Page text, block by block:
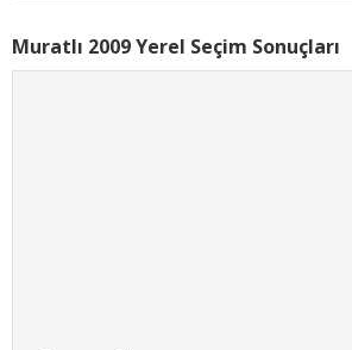
Muratlı 2009 Yerel Seçim Sonuçları